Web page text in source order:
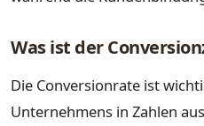
Was ist der
Die Conversionrate ist
Unternehmens in Zahlen